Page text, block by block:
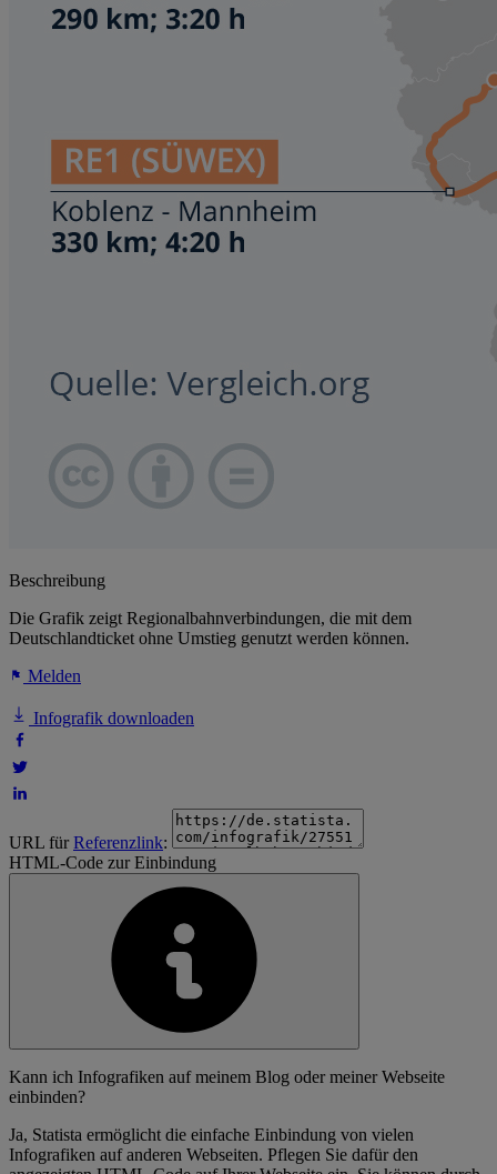
Beschreibung
Die Grafik zeigt Regionalbahnverbindungen, die mit dem
Deutschlandticket ohne Umstieg genutzt werden können.
Melden
Infografik downloaden
URL fürReferenzlink:
HTML-Code zur Einbindung
Kann ich Infografiken auf meinem Blog oder meiner Webseite
einbinden?
Ja, Statista ermöglicht die einfache Einbindung von vielen
Infografiken auf anderen Webseiten. Pflegen Sie dafür den